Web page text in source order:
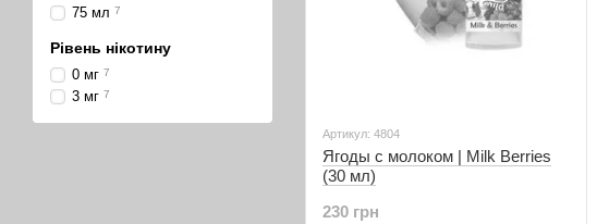
Артикул: 4804
Ягоды с молоком | Milk Berries
(30 мл)
230 грн
75 мл 7
Рівень нікотину
0 мг 7
3 мг 7